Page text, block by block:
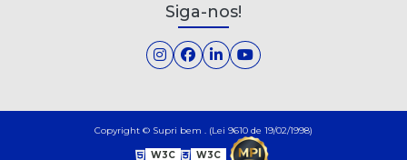
Siga-nos!
Copyright © Supri bem . (Lei 9610 de 19/02/1998)
W3C W3C